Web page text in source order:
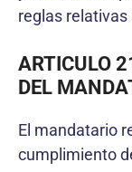
reglas
ARTICULO
DEL
El mandatario
cumplimiento